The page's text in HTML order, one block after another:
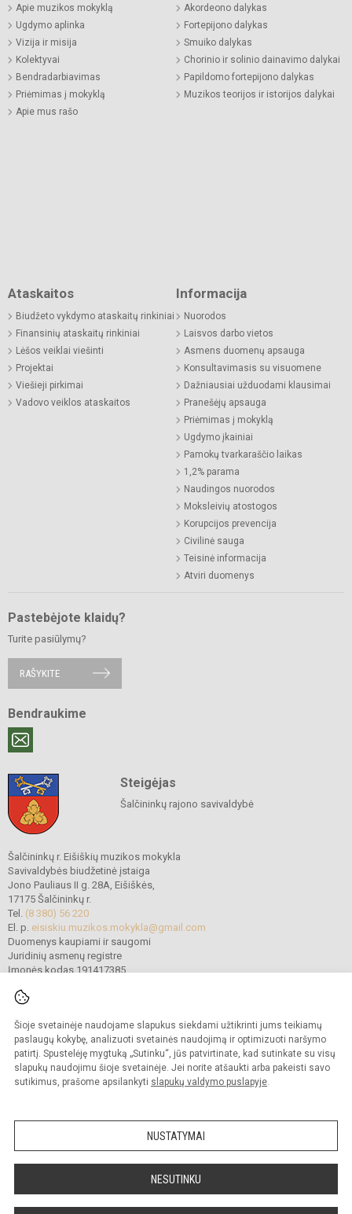
Šioje svetainėje naudojame slapukus siekdami užtikrinti jums teikiamų
paslaugų kokybę, analizuoti svetainės naudojimą ir optimizuoti naršymo
patirtį. Spustelėję mygtuką „Sutinku“, jūs patvirtinate, kad sutinkate su visų
slapukų naudojimu šioje svetainėje. Jei norite atšaukti arba pakeisti savo
sutikimus, prašome apsilankyti slapukų valdymo puslapyje.
NUSTATYMAI
NESUTINKU
Apie muzikos mokyklą
Ugdymo aplinka
Vizija ir misija
Kolektyvai
Bendradarbiavimas
Priėmimas į mokyklą
Apie mus rašo
Akordeono dalykas
Fortepijono dalykas
Smuiko dalykas
Chorinio ir solinio dainavimo dalykai
Papildomo fortepijono dalykas
Muzikos teorijos ir istorijos dalykai
Ataskaitos
Biudžeto vykdymo ataskaitų rinkiniai
Finansinių ataskaitų rinkiniai
Lėšos veiklai viešinti
Projektai
Viešieji pirkimai
Vadovo veiklos ataskaitos
Informacija
Nuorodos
Laisvos darbo vietos
Asmens duomenų apsauga
Konsultavimasis su visuomene
Dažniausiai užduodami klausimai
Pranešėjų apsauga
Priėmimas į mokyklą
Ugdymo įkainiai
Pamokų tvarkaraščio laikas
1,2% parama
Naudingos nuorodos
Moksleivių atostogos
Korupcijos prevencija
Civilinė sauga
Teisinė informacija
Atviri duomenys
Pastebėjote klaidų?
Turite pasiūlymų?
RAŠYKITE
Bendraukime
Steigėjas
Šalčininkų rajono savivaldybė
Šalčininkų r. Eišiškių muzikos mokykla
Savivaldybės biudžetinė įstaiga
Jono Pauliaus II g. 28A, Eišiškės,
17175 Šalčininkų r.
Tel. (8 380) 56 220
El. p. eisiskiu.muzikos.mokykla@gmail.com
Duomenys kaupiami ir saugomi
Juridinių asmenų registre
Įmonės kodas 191417385
© 2022. Šalčininkų r. Eišiškių muzikos mokykla. Visos teisės saugomos.
Kopijuoti turinį be raštiško mokyklos vadovybės sutikimo griežtai draudžiama.
Prieinamumo paraiška Slapukų politika
Sumanus būdas atnaujinti